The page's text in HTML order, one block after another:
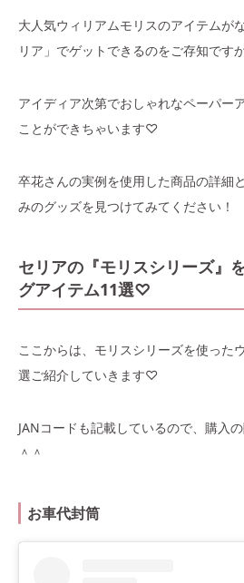
大人気ウィリアムモリスのアイテムが
リア」でゲットできるのをご存知です
アイディア次第でおしゃれなペーパー
ことができちゃいます♡
卒花さんの実例を使用した商品の詳細
みのグッズを見つけてみてください！
セリアの『モリスシリーズ』
グアイテム11選♡
ここからは、モリスシリーズを使った
選ご紹介していきます♡
JANコードも記載しているので、購入
＾＾
お車代封筒